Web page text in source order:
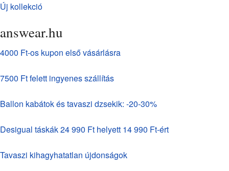
Új kollekció
answear.hu
4000 Ft-os kupon első vásárlásra
7500 Ft felett ingyenes szállítás
Ballon kabátok és tavaszi dzsekik: -20-30%
Desigual táskák 24 990 Ft helyett 14 990 Ft-ért
Tavaszi kihagyhatatlan újdonságok